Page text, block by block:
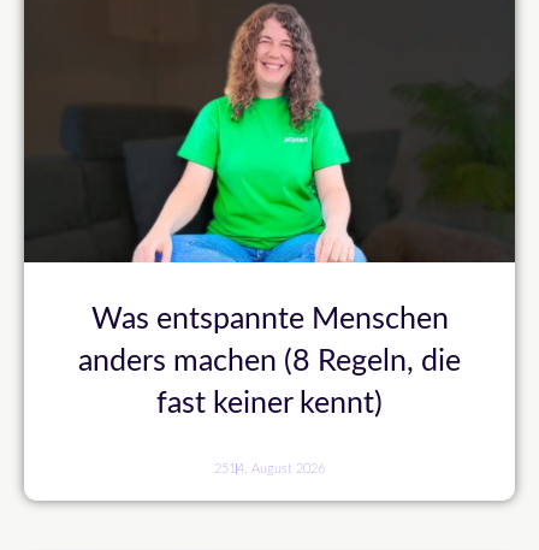
Was entspannte Menschen
anders machen (8 Regeln, die
fast keiner kennt)
2514. August 2026